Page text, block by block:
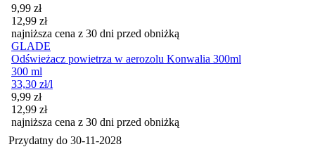
Cena promocyjna
9,99 zł
12,99 zł
najniższa cena z 30 dni przed obniżką
GLADE
Odświeżacz powietrza w aerozolu Konwalia 300ml
300 ml
33,30 zł/l
Cena promocyjna
9,99 zł
12,99 zł
najniższa cena z 30 dni przed obniżką
Przydatny do 30-11-2028